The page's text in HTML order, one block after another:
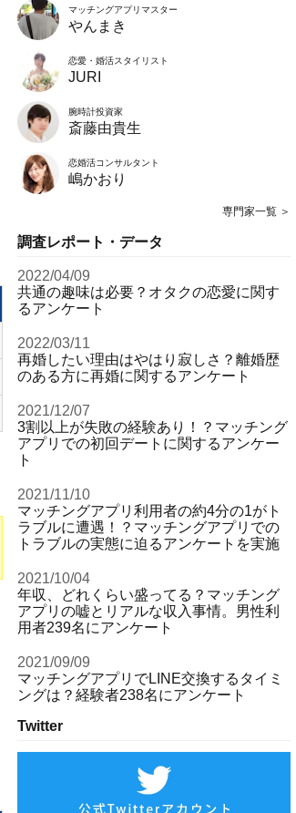
マッチングアプリマスター
やんまき
恋愛・婚活スタイリスト
JURI
腕時計投資家
斎藤由貴生
恋婚活コンサルタント
嶋かおり
専門家一覧 ＞
調査レポート・データ
2022/04/09
共通の趣味は必要？オタクの恋愛に関す
るアンケート
2022/03/11
再婚したい理由はやはり寂しさ？離婚歴
のある方に再婚に関するアンケート
2021/12/07
3割以上が失敗の経験あり！？マッチング
アプリでの初回デートに関するアンケー
ト
2021/11/10
マッチングアプリ利用者の約4分の1がト
ラブルに遭遇！？マッチングアプリでの
トラブルの実態に迫るアンケートを実施
2021/10/04
年収、どれくらい盛ってる？マッチング
アプリの嘘とリアルな収入事情。男性利
用者239名にアンケート
2021/09/09
マッチングアプリでLINE交換するタイミ
ングは？経験者238名にアンケート
Twitter